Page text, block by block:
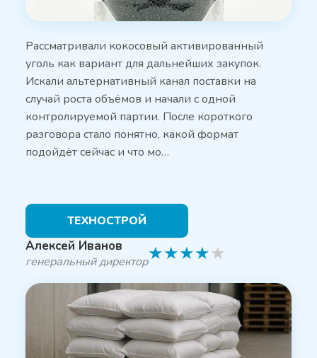
Рассматривали кокосовый активированный
уголь как вариант для дальнейших закупок.
Искали альтернативный канал поставки на
случай роста объёмов и начали с одной
контролируемой партии. После короткого
разговора стало понятно, какой формат
подойдёт сейчас и что мо…
ТЕХНОСТРОЙ
Алексей Иванов
генеральный директор★★★★★